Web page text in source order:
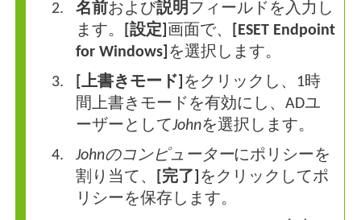
名前および説明フィールドを入力し
ます。
[設定] 画面で、
[ESET Endpoint
for Windows] を選択します。
[上書きモード] をクリックし、1時
間上書きモードを有効にし、ADユ
ーザーとしてJohnを選択します。
Johnのコンピューターにポリシーを
割り当て、
[完了] をクリックしてポ
リシーを保存します。